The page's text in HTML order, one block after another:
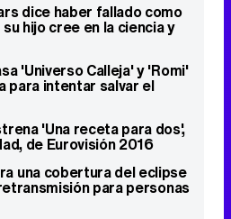
dice haber fallado como
hijo cree en la ciencia y
'Universo Calleja' y 'Romi'
para intentar salvar el
'Una receta para dos',
de Eurovisión 2016
una cobertura del eclipse
para personas